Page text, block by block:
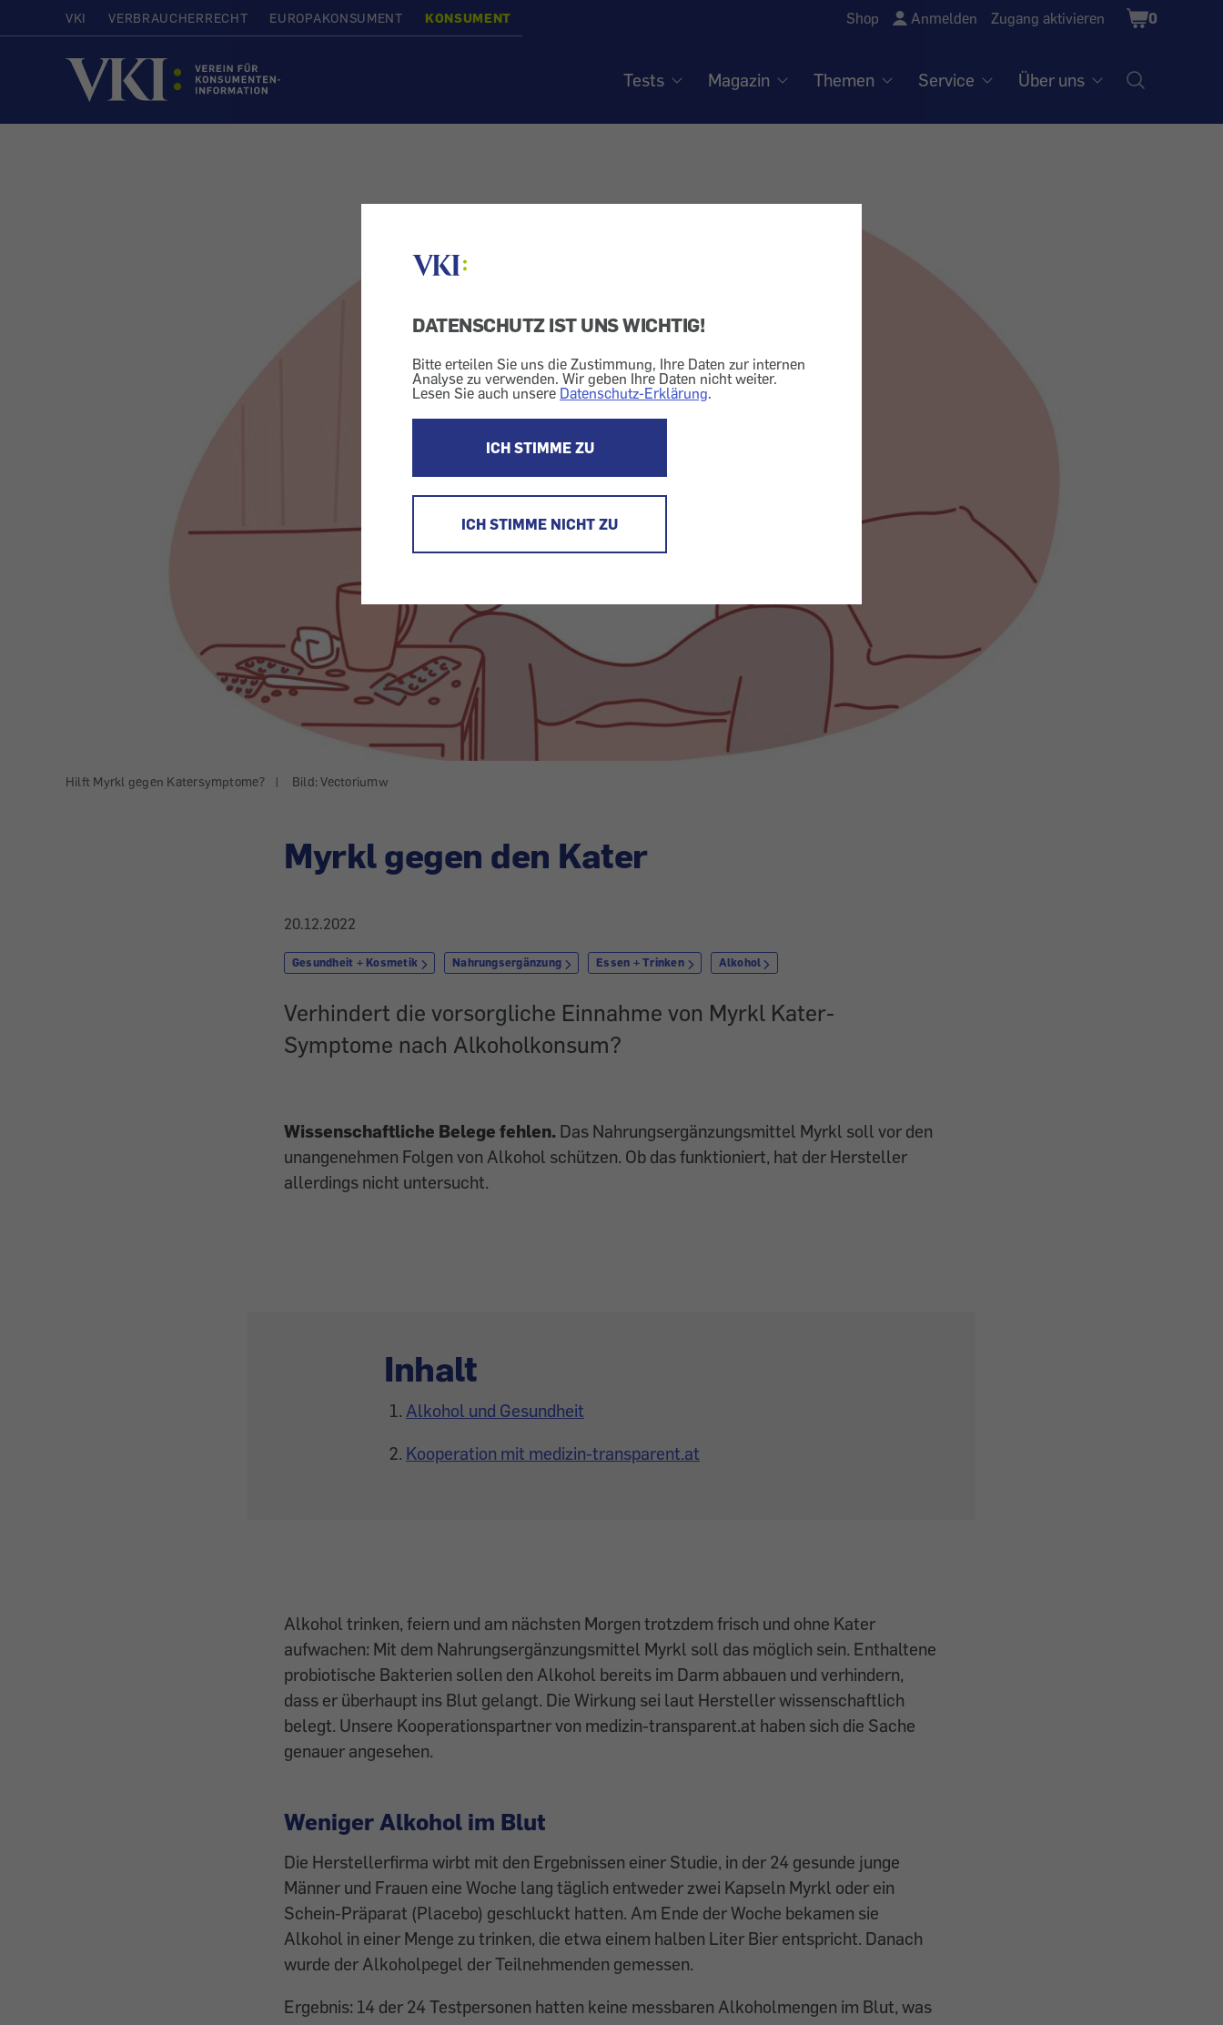
DATENSCHUTZ IST UNS WICHTIG!
Bitte erteilen Sie uns die Zustimmung, Ihre Daten zur internen
Analyse zu verwenden. Wir geben Ihre Daten nicht weiter.
Lesen Sie auch unsere Datenschutz-Erklärung.
ICH STIMME ZU
ICH STIMME NICHT ZU
VKI VERBRAUCHERRECHT EUROPAKONSUMENT KONSUMENT Shop Anmelden Zugang aktivieren
Shopping
Cart
0
Startseite
Tests Magazin Themen Service Über uns
Hilft Myrkl gegen Katersymptome? | Bild: Vectoriumw
Myrkl gegen den Kater
20.12.2022
Gesundheit + Kosmetik Nahrungsergänzung Essen + Trinken Alkohol
Verhindert die vorsorgliche Einnahme von Myrkl Kater-
Symptome nach Alkoholkonsum?
Wissenschaftliche Belege fehlen. Das Nahrungsergänzungsmittel Myrkl soll vor den
unangenehmen Folgen von Alkohol schützen. Ob das funktioniert, hat der Hersteller
allerdings nicht untersucht.
Inhalt
Alkohol und Gesundheit
Kooperation mit medizin-transparent.at
Alkohol trinken, feiern und am nächsten Morgen trotzdem frisch und ohne Kater
aufwachen: Mit dem Nahrungsergänzungsmittel Myrkl soll das möglich sein. Enthaltene
probiotische Bakterien sollen den Alkohol bereits im Darm abbauen und verhindern,
dass er überhaupt ins Blut gelangt. Die Wirkung sei laut Hersteller wissenschaftlich
belegt. Unsere Kooperationspartner von medizin-transparent.at haben sich die Sache
genauer angesehen.
Weniger Alkohol im Blut
Die Herstellerfirma wirbt mit den Ergebnissen einer Studie, in der 24 gesunde junge
Männer und Frauen eine Woche lang täglich entweder zwei Kapseln Myrkl oder ein
Schein-Präparat (Placebo) geschluckt hatten. Am Ende der Woche bekamen sie
Alkohol in einer Menge zu trinken, die etwa einem halben Liter Bier entspricht. Danach
wurde der Alkoholpegel der Teilnehmenden gemessen.
Ergebnis: 14 der 24 Testpersonen hatten keine messbaren Alkoholmengen im Blut, was